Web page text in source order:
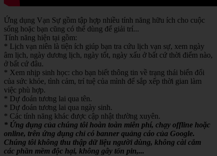
Ứng dụng Vạn Sự gồm tập hợp nhiều tính năng hữu ích cho cuộc
sống hoặc bạn cũng có thể dùng để giải trí...
Tính năng hiện tại gồm:
* Lịch vạn niên là tiện ích giúp bạn tra cứu lịch vạn sự, xem ngày
âm lịch, ngày dương lịch, ngày tốt, ngày xấu ở bất cứ thời điểm nào,
ở bất cứ đâu.
* Xem nhịp sinh học: cho bạn biết thông tin về trạng thái biến đổi
của sức khỏe, tình cảm, trí tuệ của mình để sắp xếp thời gian làm
việc phù hợp.
* Dự đoán tương lai qua tên.
* Dự đoán tương lai qua ngày sinh.
* Các tính năng khác được cập nhật thường xuyên.
* Ứng dụng của chúng tôi hoàn toàn miễn phí, chạy offline hoặc
online, trên ứng dụng chỉ có banner quảng cáo của Google.
Chúng tôi không thu thập dữ liệu người dùng, không cài cắm
các phần mềm độc hại, không gây tốn pin,...